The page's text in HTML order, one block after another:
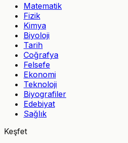
Matematik
Fizik
Kimya
Biyoloji
Tarih
Coğrafya
Felsefe
Ekonomi
Teknoloji
Biyografiler
Edebiyat
Sağlık
Keşfet